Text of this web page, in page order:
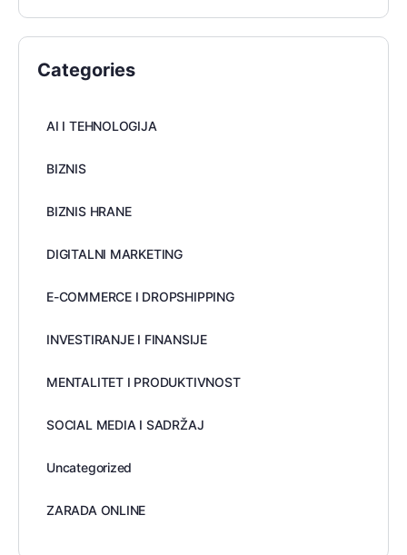
Categories
AI I TEHNOLOGIJA
BIZNIS
BIZNIS HRANE
DIGITALNI MARKETING
E-COMMERCE I DROPSHIPPING
INVESTIRANJE I FINANSIJE
MENTALITET I PRODUKTIVNOST
SOCIAL MEDIA I SADRŽAJ
Uncategorized
ZARADA ONLINE